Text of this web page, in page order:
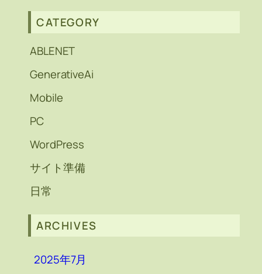
CATEGORY
ABLENET
GenerativeAi
Mobile
PC
WordPress
サイト準備
日常
ARCHIVES
2025年7月